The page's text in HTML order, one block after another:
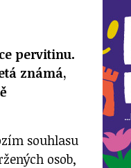
pervitinu.
známá,
souhlasu
osob,